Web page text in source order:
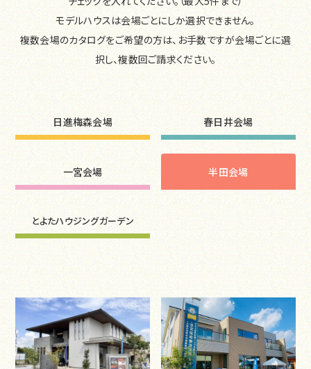
モデルハウスは会場ごとにしか選択できません。
複数会場のカタログをご希望の方は、お手数ですが会場ごとに選
択し、複数回ご請求ください。
日進梅森会場 春日井会場
一宮会場 半田会場
とよたハウジングガーデン